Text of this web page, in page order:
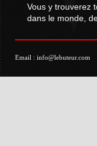
Vous y trouverez
dans le monde,
Email : info@lebuteur.com